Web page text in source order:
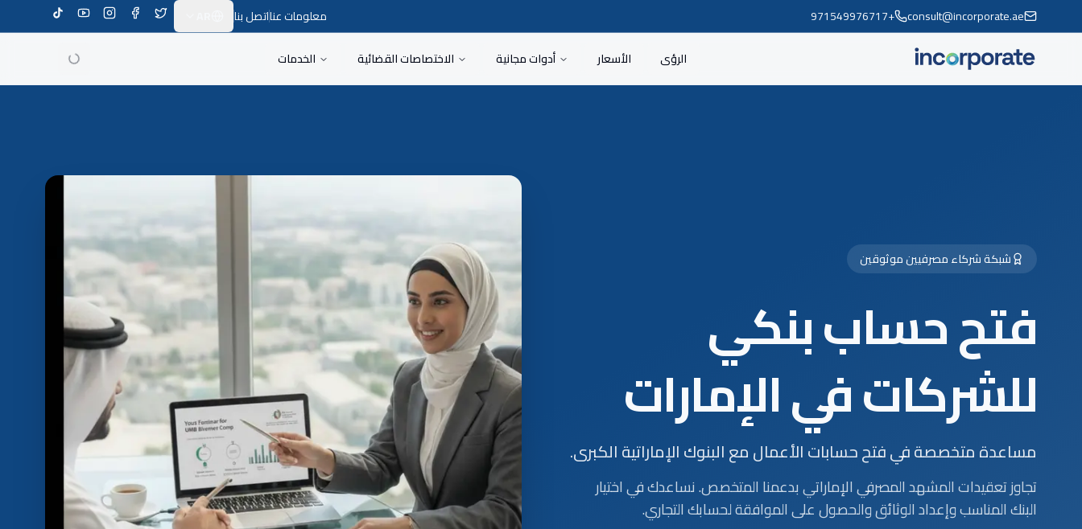
consult@incorporate.ae
+971549976717 معلومات عنااتصل بنا
Switch Language
الخدمات
الاختصاصات القضائية أدوات مجانية الأسعار الرؤى
شبكة شركاء مصرفيين موثوقين
فتح حساب بنكي
للشركات في الإمارات
مساعدة متخصصة في فتح حسابات الأعمال مع البنوك الإماراتية الكبرى.
تجاوز تعقيدات المشهد المصرفي الإماراتي بدعمنا المتخصص. نساعدك في اختيار
البنك المناسب وإعداد الوثائق والحصول على الموافقة لحسابك التجاري.